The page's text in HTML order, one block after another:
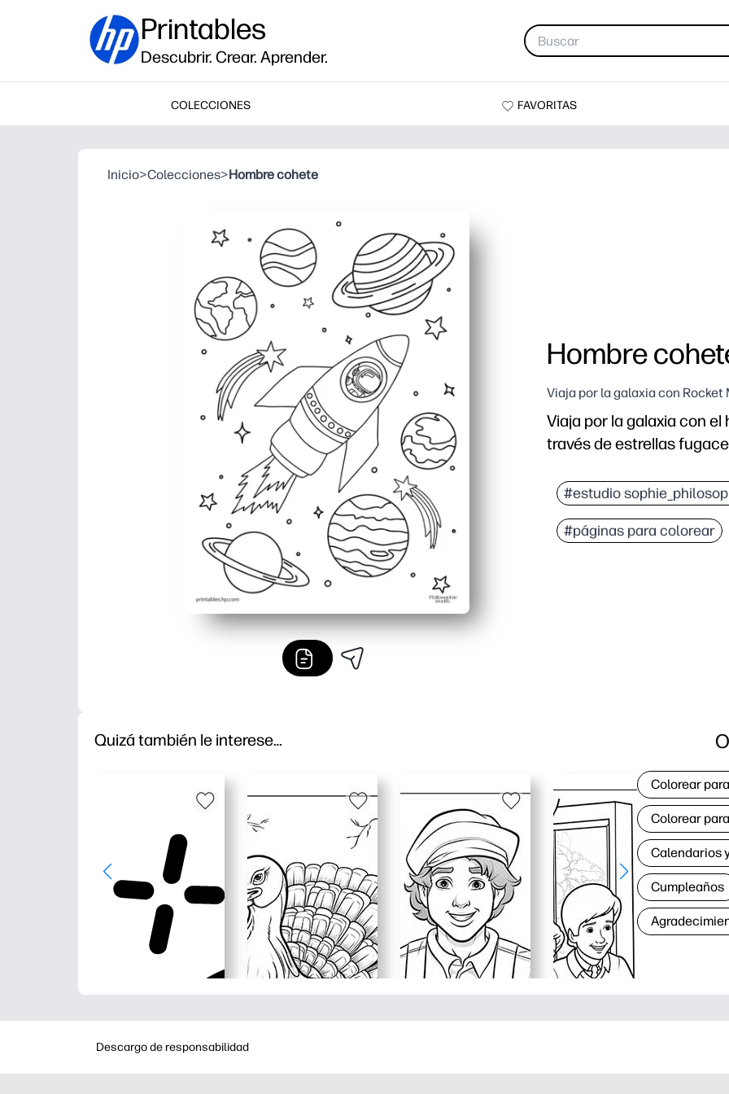
Printables
Descubrir. Crear. Aprender.
COLECCIONES FAVORITAS
Inicio>Colecciones>Hombre cohete
Hombre
Viaja por la galaxia con Rocket
Viaja por la galaxia con
través de estrellas
Sin preparación:
Los contornos
El tema espacial
#estudio
#páginas para colorear
Quizá también le interese…
Colorear
Colorear
Calendarios
Cumpleaños
Descargo de responsabilidad